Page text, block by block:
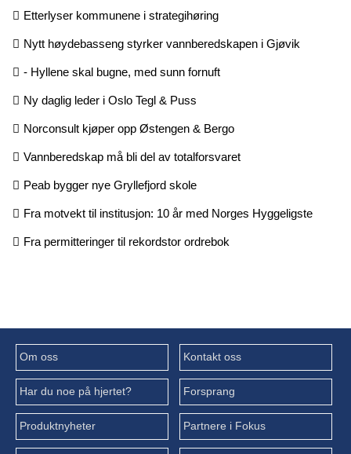
Etterlyser kommunene i strategihøring
Nytt høydebasseng styrker vannberedskapen i Gjøvik
- Hyllene skal bugne, med sunn fornuft
Ny daglig leder i Oslo Tegl & Puss
Norconsult kjøper opp Østengen & Bergo
Vannberedskap må bli del av totalforsvaret
Peab bygger nye Gryllefjord skole
Fra motvekt til institusjon: 10 år med Norges Hyggeligste
Fra permitteringer til rekordstor ordrebok
Om oss Kontakt oss
Har du noe på hjertet? Forsprang
Produktnyheter Partnere i Fokus